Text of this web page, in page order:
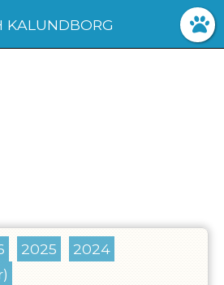
KALUNDBORG
2025
2024